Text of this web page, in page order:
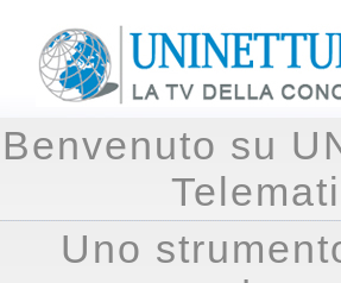
Benvenuto su
Uno